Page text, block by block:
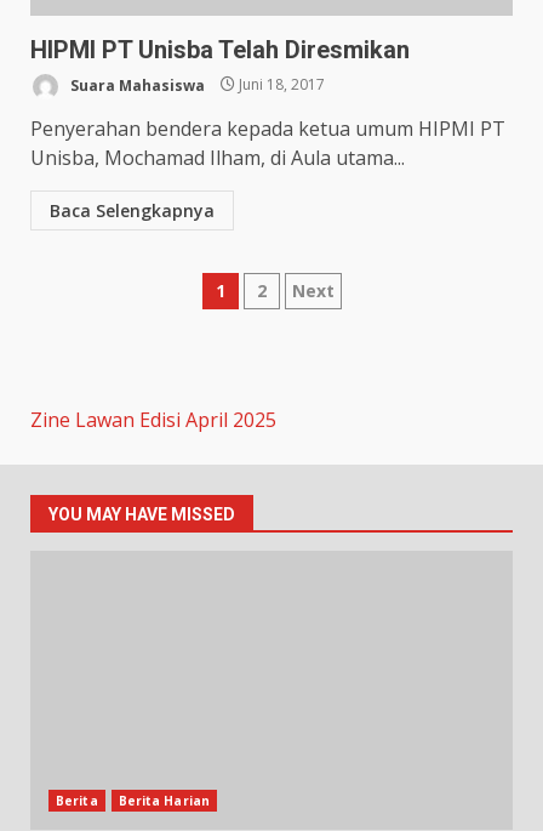
HIPMI PT Unisba Telah Diresmikan
Suara Mahasiswa Juni 18, 2017
Penyerahan bendera kepada ketua umum HIPMI PT
Unisba, Mochamad Ilham, di Aula utama...
Baca Selengkapnya
1 2 Next
Zine Lawan Edisi April 2025
YOU MAY HAVE MISSED
Berita Berita Harian